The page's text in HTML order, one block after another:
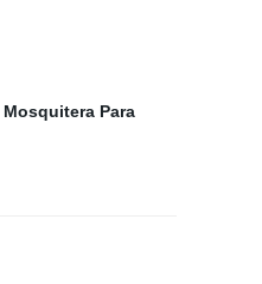
Mosquitera Para